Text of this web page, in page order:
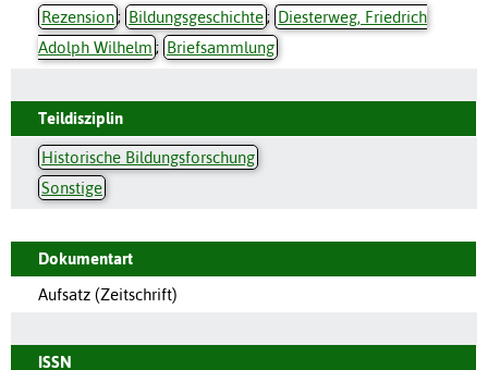
Rezension; Bildungsgeschichte; Diesterweg, Friedrich
Adolph Wilhelm ; Briefsammlung
Teildisziplin
Historische Bildungsforschung
Sonstige
Dokumentart
Aufsatz (Zeitschrift)
ISSN